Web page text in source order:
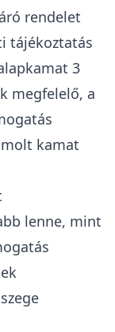
illetve az
és a
magas,
mindig
mint
fel a